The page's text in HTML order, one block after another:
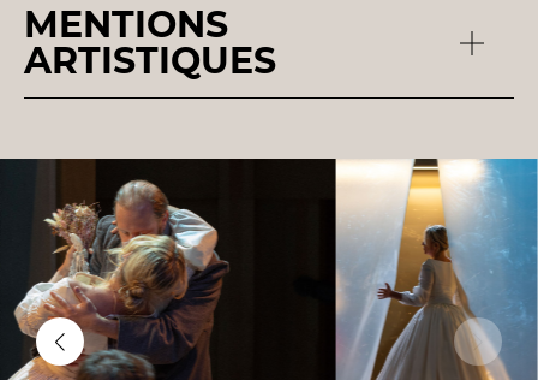
MENTIONS
ARTISTIQUES